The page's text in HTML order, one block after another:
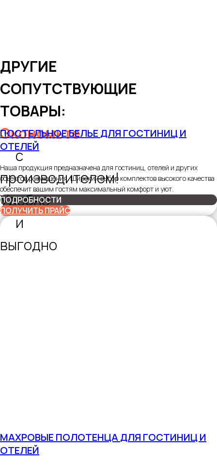
ДРУГИЕ
СОПУТСТВУЮЩИЕ
ТОВАРЫ:
Экономьте
с
производителем!
Удобно
и
выгодно
ПОСТЕЛЬНОЕ БЕЛЬЕ ДЛЯ ГОСТИНИЦ И
ОТЕЛЕЙ
Наша продукция предназначена для гостиниц, отелей и других
объектов размещения. Широкий выбор комплектов высокого качества
обеспечит вашим гостям максимальный комфорт и уют.
ПОДРОБНОСТИ
ПОЛУЧИТЬ ПРАЙС
МАХРОВЫЕ ПОЛОТЕНЦАДЛЯ ГОСТИНИЦ И
ОТЕЛЕЙ